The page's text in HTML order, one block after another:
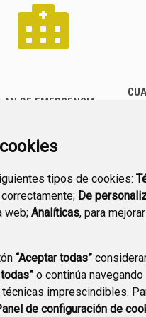
tipos de cookies:
De
web; Analíticas, para
“Aceptar todas”
o continúa
imprescindibles.
de configuración de
DE EMERGENCIA
PREGUNTAS
FRECUENTES